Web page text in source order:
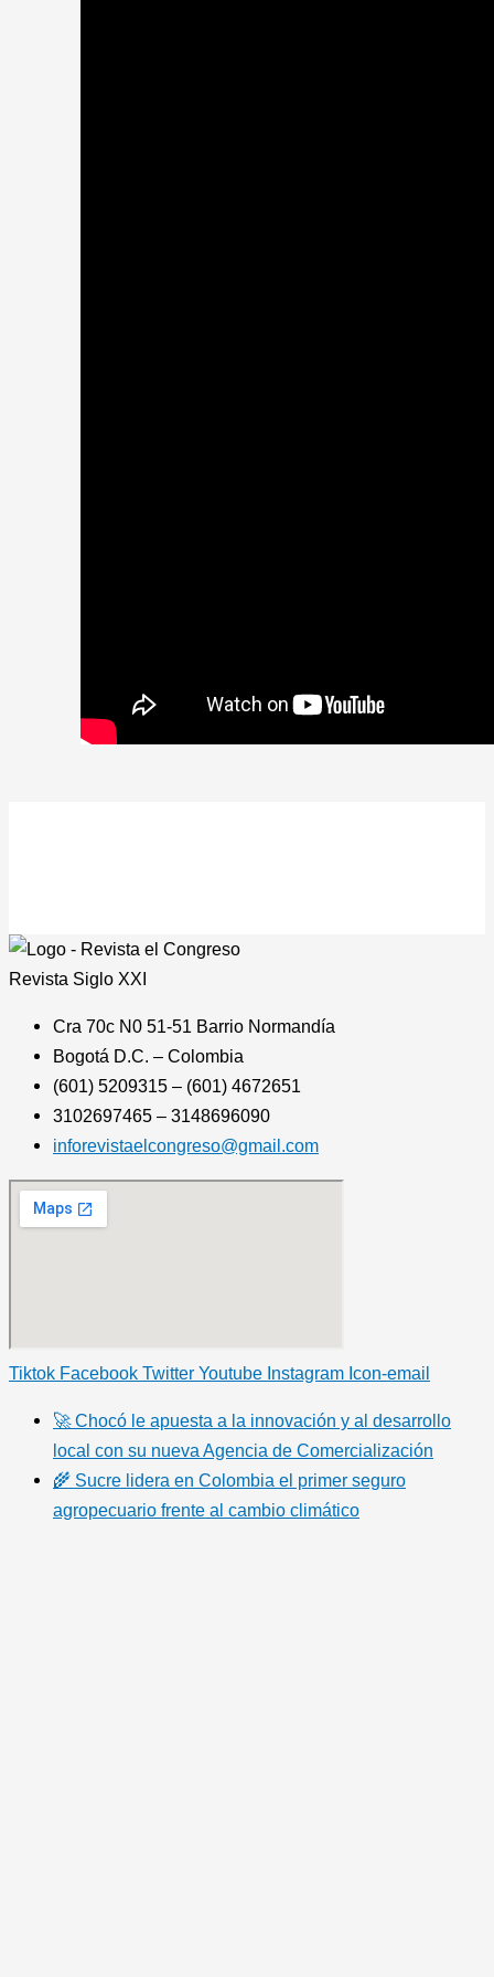
Revista Siglo XXI
Cra 70c N0 51-51 Barrio Normandía
Bogotá D.C. – Colombia
(601) 5209315 – (601) 4672651
3102697465 – 3148696090
inforevistaelcongreso@gmail.com
Tiktok Facebook Twitter Youtube Instagram Icon-email
🚀 Chocó le apuesta a la innovación y al desarrollo
local con su nueva Agencia de Comercialización
🌾 Sucre lidera en Colombia el primer seguro
agropecuario frente al cambio climático